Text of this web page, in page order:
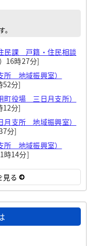
民課 戸籍・住民相談
16時27分]
所 地域振興室）
52分]
役場 三日月支所）
12分]
支所 地域振興室）
分]
地域振興室）
時14分]
見る